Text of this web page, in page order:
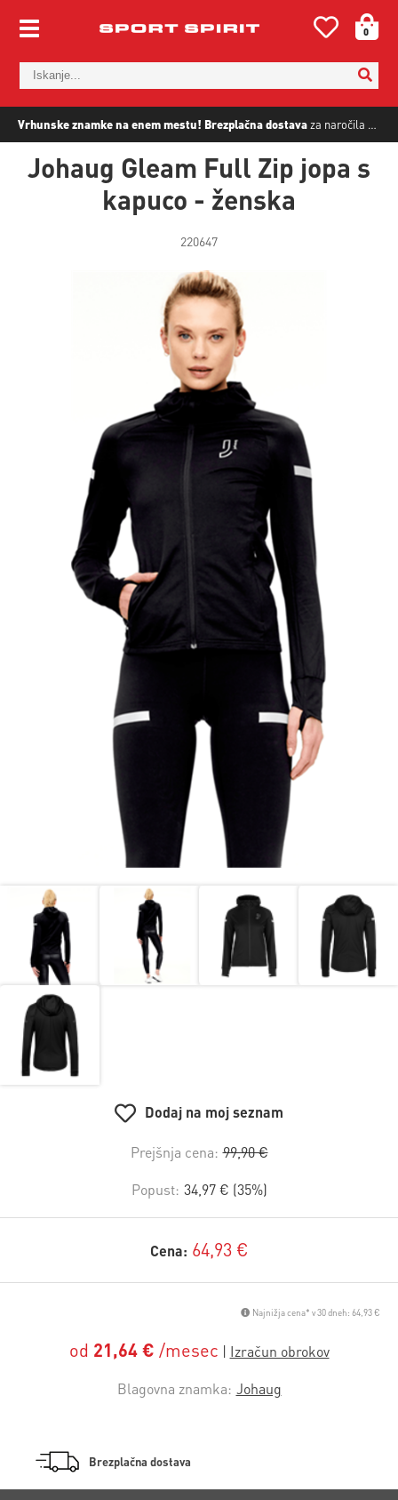
Vrhunske znamke na enem mestu! Brezplačna dostavaza naročila nad
0
Johaug Gleam Full Zip jopa s
kapuco - ženska
220647
Dodaj na moj seznam
Prejšnja cena: 99,90 €
Popust: 34,97 € (35%)
Cena: 64,93 €
Najnižja cena* v 30 dneh: 64,93 €
od 21,64 € /mesec
Blagovna znamka: Johaug
Brezplačna dostava